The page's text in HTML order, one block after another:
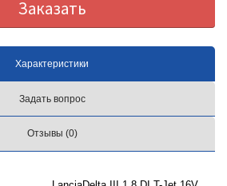
Заказать
Характеристики
Задать вопрос
Отзывы (0)